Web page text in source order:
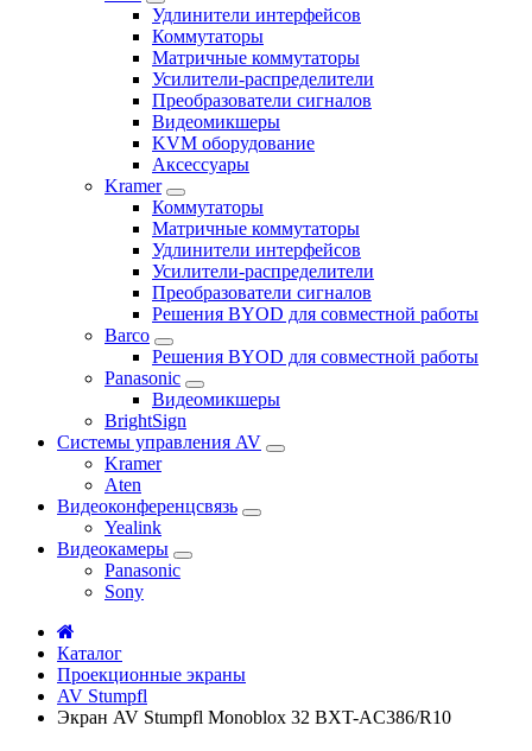
Удлинители интерфейсов
Коммутаторы
Матричные коммутаторы
Усилители-распределители
Преобразователи сигналов
Видеомикшеры
KVM оборудование
Аксессуары
Kramer
Коммутаторы
Матричные коммутаторы
Удлинители интерфейсов
Усилители-распределители
Преобразователи сигналов
Решения BYOD для совместной работы
Barco
Решения BYOD для совместной работы
Panasonic
Видеомикшеры
BrightSign
Системы управления AV
Kramer
Aten
Видеоконференцсвязь
Yealink
Видеокамеры
Panasonic
Sony
Каталог
Проекционные экраны
AV Stumpfl
Экран AV Stumpfl Monoblox 32 BXT-AC386/R10